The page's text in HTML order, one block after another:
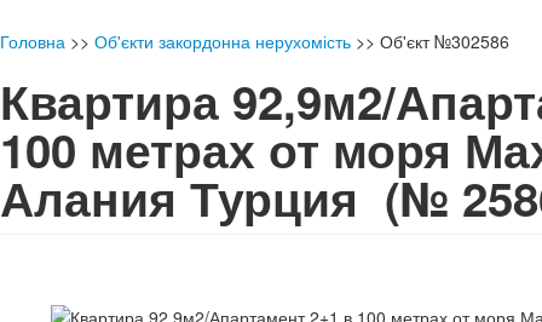
Головна >> Об'єкти закордонна нерухомість >> Об'єкт №302586
Квартира 92,9м2/
100 метрах от моря
Алания Турция (№